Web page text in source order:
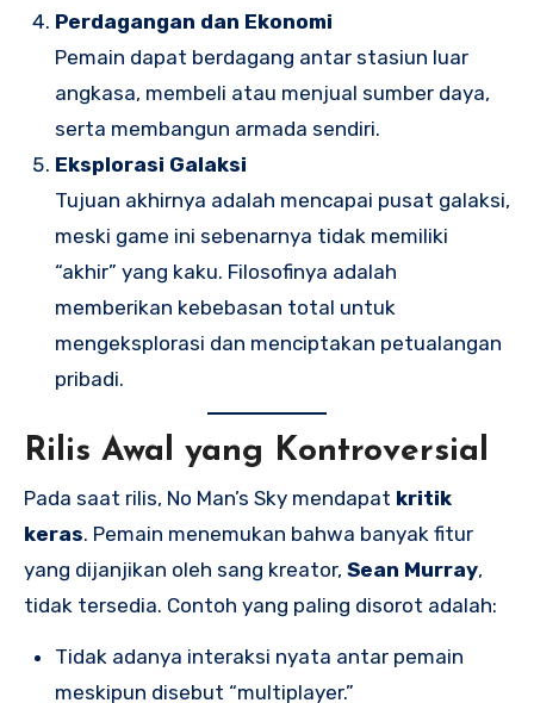
Perdagangan dan Ekonomi
Pemain dapat berdagang antar stasiun luar
angkasa, membeli atau menjual sumber daya,
serta membangun armada sendiri.
Eksplorasi Galaksi
Tujuan akhirnya adalah mencapai pusat galaksi,
meski game ini sebenarnya tidak memiliki
“akhir” yang kaku. Filosofinya adalah
memberikan kebebasan total untuk
mengeksplorasi dan menciptakan petualangan
pribadi.
Rilis Awal yang Kontroversial
Pada saat rilis, No Man’s Sky mendapat kritik
keras. Pemain menemukan bahwa banyak fitur
yang dijanjikan oleh sang kreator, Sean Murray,
tidak tersedia. Contoh yang paling disorot adalah:
Tidak adanya interaksi nyata antar pemain
meskipun disebut “multiplayer.”